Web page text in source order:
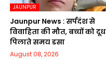
JAUNPUR
Jaunpur News : सर्पदंश से
विवाहिता की मौत, बच्चों को दूध
पिलाते समय डसा
August 08, 2026